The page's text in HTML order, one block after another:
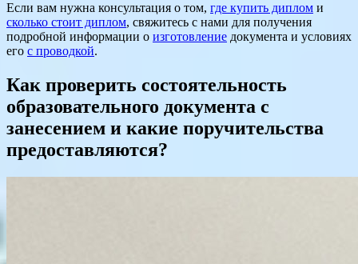
Если вам нужна консультация о том, где купить диплом и
сколько стоит диплом, свяжитесь с нами для получения
подробной информации о изготовление документа и условиях
его с проводкой.
Как проверить состоятельность
образовательного документа с
занесением и какие поручительства
предоставляются?